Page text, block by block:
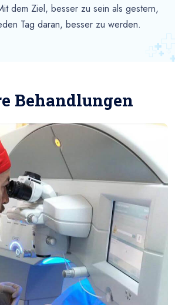
dem Ziel, besser zu sein als gestern,
Tag daran, besser zu werden.
Behandlungen